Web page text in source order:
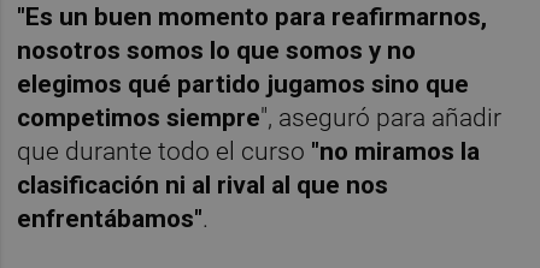
"Es un buen momento para reafirmarnos,
nosotros somos lo que somos y no
elegimos qué partido jugamos sino que
competimos siempre", aseguró para añadir
que durante todo el curso "no miramos la
clasificación ni al rival al que nos
enfrentábamos".